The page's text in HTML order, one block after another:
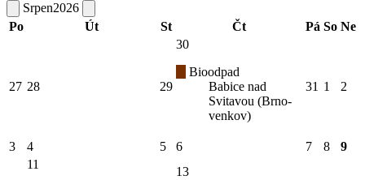
Srpen2026
Po
Út St Čt Pá So Ne
27 28 29
30
Bioodpad
Babice nad
Svitavou (Brno-
venkov)
31 1 2
3 4 5 6 7 8 9
11
13